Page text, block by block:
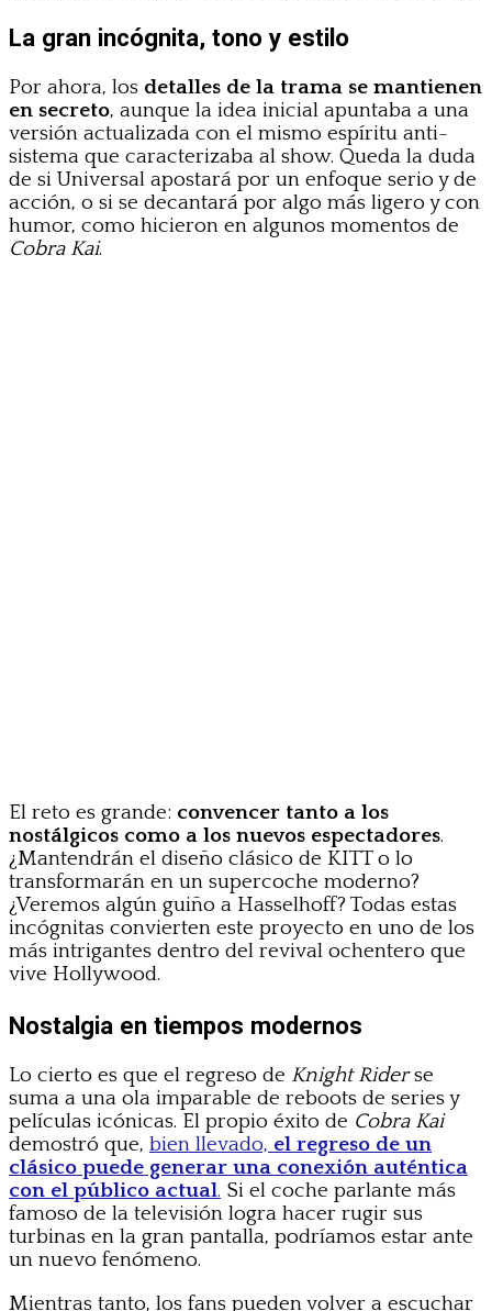
La gran incógnita, tono y estilo
Por ahora, los detalles de la trama se mantienen
en secreto, aunque la idea inicial apuntaba a una
versión actualizada con el mismo espíritu anti-
sistema que caracterizaba al show. Queda la duda
de si Universal apostará por un enfoque serio y de
acción, o si se decantará por algo más ligero y con
humor, como hicieron en algunos momentos de
Cobra Kai.
El reto es grande: convencer tanto a los
nostálgicos como a los nuevos espectadores.
¿Mantendrán el diseño clásico de KITT o lo
transformarán en un supercoche moderno?
¿Veremos algún guiño a Hasselhoff? Todas estas
incógnitas convierten este proyecto en uno de los
más intrigantes dentro del revival ochentero que
vive Hollywood.
Nostalgia en tiempos modernos
Lo cierto es que el regreso de Knight Riderse
suma a una ola imparable de reboots de series y
películas icónicas. El propio éxito de Cobra Kai
demostró que, bien llevado, el regreso de un
clásico puede generar una conexión auténtica
con el público actual. Si el coche parlante más
famoso de la televisión logra hacer rugir sus
turbinas en la gran pantalla, podríamos estar ante
un nuevo fenómeno.
Mientras tanto, los fans pueden volver a escuchar